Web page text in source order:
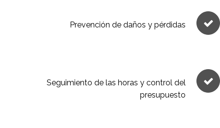
Prevención de daños y pérdidas
Seguimiento de las horas y control del
presupuesto